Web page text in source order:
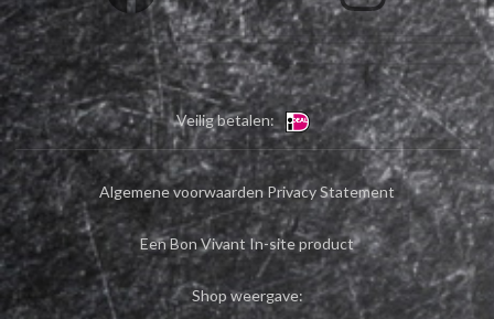
Veilig betalen:
Algemene voorwaarden Privacy Statement
Een Bon Vivant In-site product
Shop weergave: